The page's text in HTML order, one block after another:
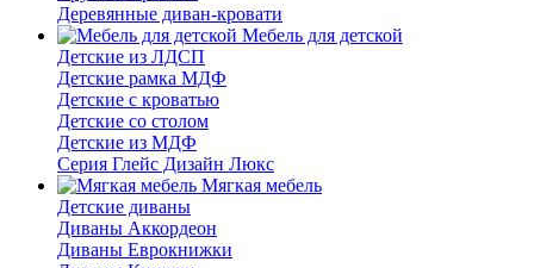
Деревянные диван-кровати
Мебель для детской
Детские из ЛДСП
Детские рамка МДФ
Детские с кроватью
Детские со столом
Детские из МДФ
Серия Глейс Дизайн Люкс
Мягкая мебель
Детские диваны
Диваны Аккордеон
Диваны Еврокнижки